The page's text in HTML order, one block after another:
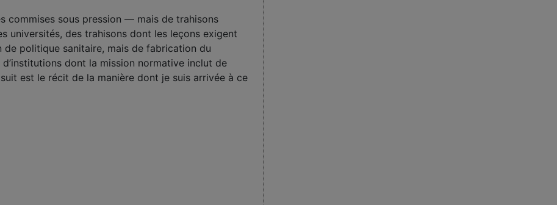
commises sous pression — mais de trahisons
universités, des trahisons dont les leçons exigent
de politique sanitaire, mais de fabrication du
dont la mission normative inclut de
est le récit de la manière dont je suis arrivée à ce